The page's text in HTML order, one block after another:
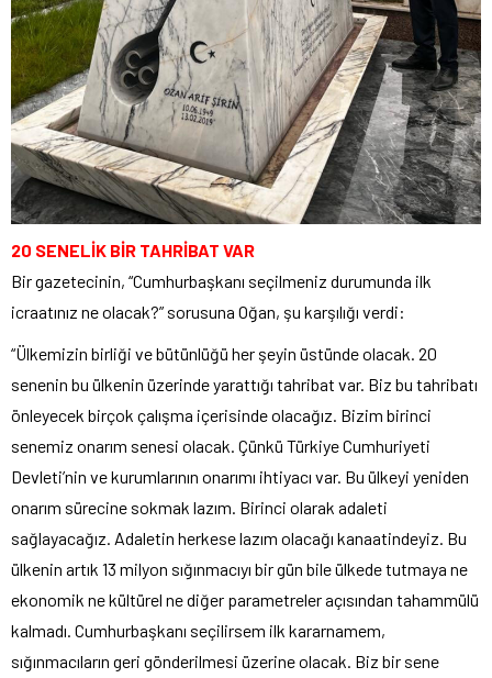
20 SENELİK BİR TAHRİBAT VAR
Bir gazetecinin, “Cumhurbaşkanı seçilmeniz durumunda ilk
icraatınız ne olacak?” sorusuna Oğan, şu karşılığı verdi:
“Ülkemizin birliği ve bütünlüğü her şeyin üstünde olacak. 20
senenin bu ülkenin üzerinde yarattığı tahribat var. Biz bu tahribatı
önleyecek birçok çalışma içerisinde olacağız. Bizim birinci
senemiz onarım senesi olacak. Çünkü Türkiye Cumhuriyeti
Devleti’nin ve kurumlarının onarımı ihtiyacı var. Bu ülkeyi yeniden
onarım sürecine sokmak lazım. Birinci olarak adaleti
sağlayacağız. Adaletin herkese lazım olacağı kanaatindeyiz. Bu
ülkenin artık 13 milyon sığınmacıyı bir gün bile ülkede tutmaya ne
ekonomik ne kültürel ne diğer parametreler açısından tahammülü
kalmadı. Cumhurbaşkanı seçilirsem ilk kararnamem,
sığınmacıların geri gönderilmesi üzerine olacak. Biz bir sene